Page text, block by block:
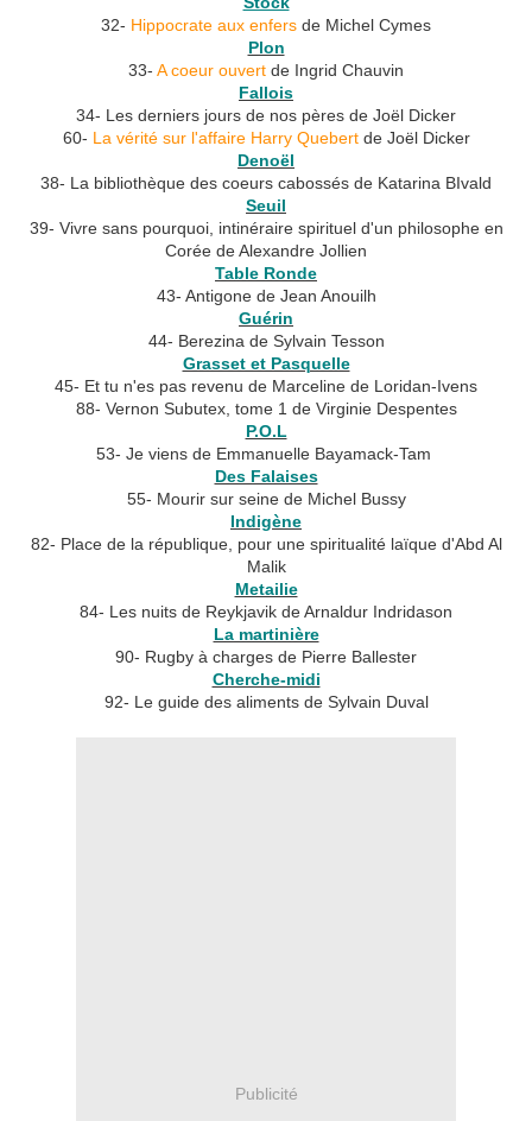
32- Hippocrate aux enfers de Michel Cymes
Plon
33- A coeur ouvert de Ingrid Chauvin
Fallois
34- Les derniers jours de nos pères de Joël Dicker
60- La vérité sur l'affaire Harry Quebert de Joël Dicker
Denoël
38- La bibliothèque des coeurs cabossés de Katarina BIvald
Seuil
39- Vivre sans pourquoi, intinéraire spirituel d'un philosophe en
Corée de Alexandre Jollien
Table Ronde
43- Antigone de Jean Anouilh
Guérin
44- Berezina de Sylvain Tesson
Grasset et Pasquelle
45- Et tu n'es pas revenu de Marceline de Loridan-Ivens
88- Vernon Subutex, tome 1 de Virginie Despentes
P.O.L
53- Je viens de Emmanuelle Bayamack-Tam
Des Falaises
55- Mourir sur seine de Michel Bussy
Indigène
82- Place de la république, pour une spiritualité laïque d'Abd Al
Malik
Metailie
84- Les nuits de Reykjavik de Arnaldur Indridason
La martinière
90- Rugby à charges de Pierre Ballester
Cherche-midi
92- Le guide des aliments de Sylvain Duval
Publicité